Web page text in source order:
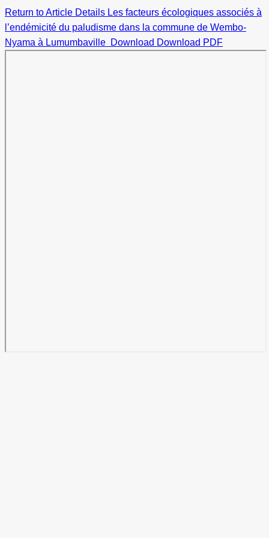
Return to Article Details Les facteurs écologiques associés à
l’endémicité du paludisme dans la commune de Wembo-
Nyama à Lumumbaville Download Download PDF